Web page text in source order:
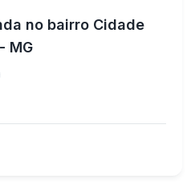
no bairro Cidade
MG